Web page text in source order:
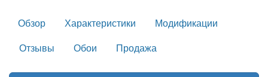
Обзор Характеристики
Модификации
Отзывы
Обои Продажа